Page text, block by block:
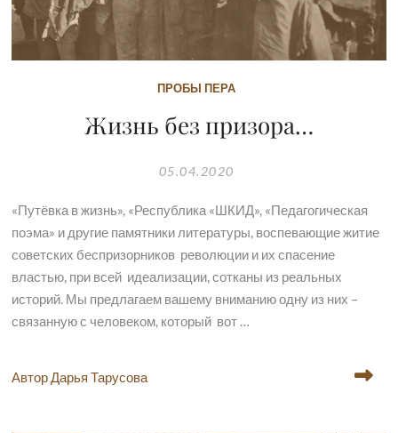
ПРОБЫ ПЕРА
Жизнь без призора…
05.04.2020
«Путёвка в жизнь», «Республика «ШКИД», «Педагогическая
поэма» и другие памятники литературы, воспевающие житие
советских беспризорников революции и их спасение
властью, при всей идеализации, сотканы из реальных
историй. Мы предлагаем вашему вниманию одну из них –
связанную с человеком, который вот …
Автор Дарья Тарусова